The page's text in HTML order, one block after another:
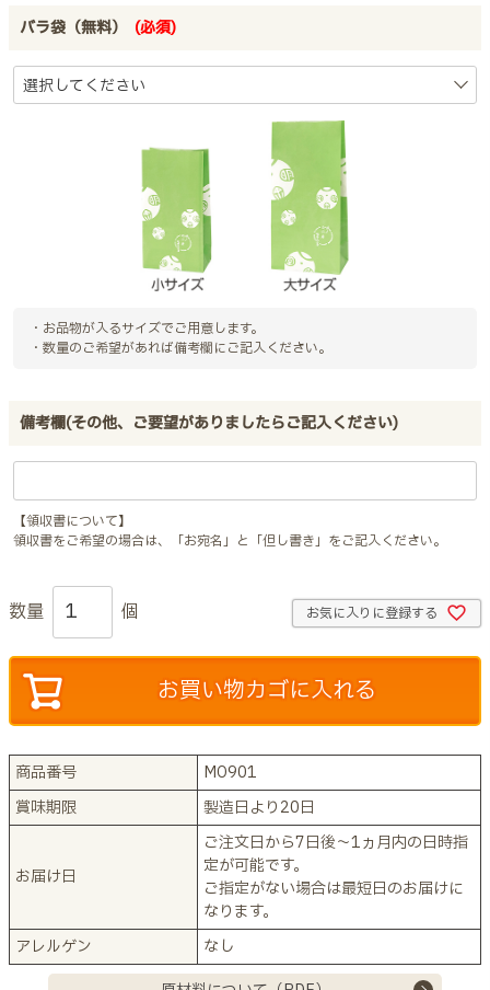
バラ袋（無料） (必須)
・お品物が入るサイズでご用意します。
・数量のご希望があれば備考欄にご記入ください。
備考欄(その他、ご要望がありましたらご記入ください)
【領収書について】
領収書をご希望の場合は、「お宛名」と「但し書き」をご記入ください。
お気に入りに登録する
お買い物カゴに入れる
商品番号
MO901
賞味期限
製造日より20日
お届け日
ご注文日から7日後～1ヵ月内の日時指
定が可能です。
ご指定がない場合は最短日のお届けに
なります。
アレルゲン
なし